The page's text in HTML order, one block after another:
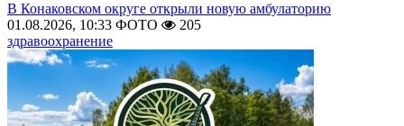
В Конаковском округе открыли новую амбулаторию
01.08.2026, 10:33 ФОТО
205
здравоохранение